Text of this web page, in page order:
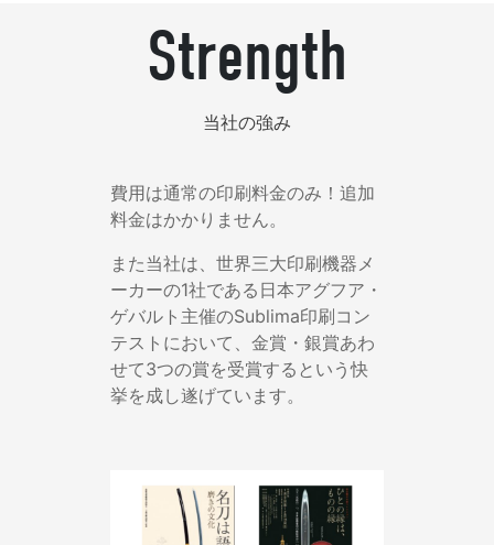
Strength
当社の強み
費用は通常の印刷料金のみ！追加
料金はかかりません。
また当社は、世界三大印刷機器メ
ーカーの1社である日本アグフア・
ゲバルト主催のSublima印刷コン
テストにおいて、金賞・銀賞あわ
せて3つの賞を受賞するという快
挙を成し遂げています。